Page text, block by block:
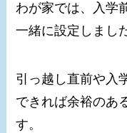
わが家では、入学
一緒に設定しまし
引っ越し直前や入
できれば余裕のあ
す。